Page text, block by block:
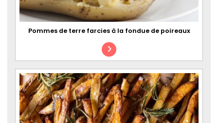
Pommes de terre farcies à la fondue de poireaux